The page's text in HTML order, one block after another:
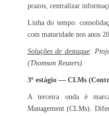
prazos, centralizar
Linha do tempo:
com maturidade nos anos
Soluções de destaque:
(Thomson Reuters).
3º estágio — CLMs
A terceira onda é
Management (CLMs).